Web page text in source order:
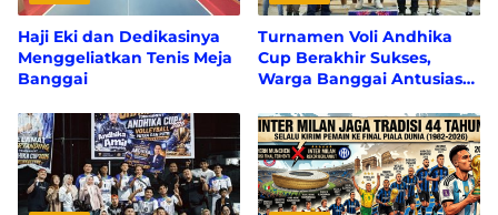
Haji Eki dan Dedikasinya
Menggeliatkan Tenis Meja
Banggai
Turnamen Voli Andhika
Cup Berakhir Sukses,
Warga Banggai Antusias
hingga Pembagian
Doorprize